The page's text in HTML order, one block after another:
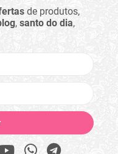
de produtos,
, santo do dia,